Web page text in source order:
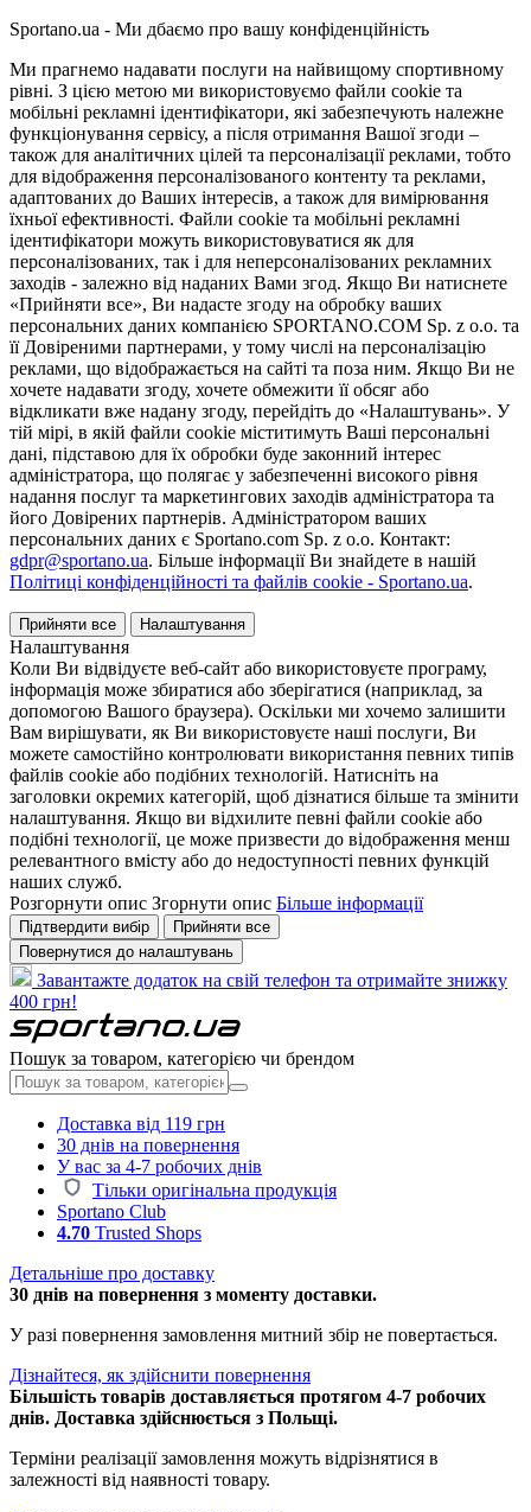
Sportano.ua - Ми дбаємо про вашу конфіденційність
Ми прагнемо надавати послуги на найвищому спортивному
рівні. З цією метою ми використовуємо файли cookie та
мобільні рекламні ідентифікатори, які забезпечують належне
функціонування сервісу, а після отримання Вашої згоди –
також для аналітичних цілей та персоналізації реклами, тобто
для відображення персоналізованого контенту та реклами,
адаптованих до Ваших інтересів, а також для вимірювання
їхньої ефективності. Файли cookie та мобільні рекламні
ідентифікатори можуть використовуватися як для
персоналізованих, так і для неперсоналізованих рекламних
заходів - залежно від наданих Вами згод. Якщо Ви натиснете
«Прийняти все», Ви надасте згоду на обробку ваших
персональних даних компанією SPORTANO.COM Sp. z o.o. та
її Довіреними партнерами, у тому числі на персоналізацію
реклами, що відображається на сайті та поза ним. Якщо Ви не
хочете надавати згоду, хочете обмежити її обсяг або
відкликати вже надану згоду, перейдіть до «Налаштувань». У
тій мірі, в якій файли cookie міститимуть Ваші персональні
дані, підставою для їх обробки буде законний інтерес
адміністратора, що полягає у забезпеченні високого рівня
надання послуг та маркетингових заходів адміністратора та
його Довірених партнерів. Адміністратором ваших
персональних даних є Sportano.com Sp. z o.o. Контакт:
gdpr@sportano.ua. Більше інформації Ви знайдете в нашій
Політиці конфіденційності та файлів cookie - Sportano.ua.
Прийняти все Налаштування
Налаштування
Коли Ви відвідуєте веб-сайт або використовуєте програму,
інформація може збиратися або зберігатися (наприклад, за
допомогою Вашого браузера). Оскільки ми хочемо залишити
Вам вирішувати, як Ви використовуєте наші послуги, Ви
можете самостійно контролювати використання певних типів
файлів cookie або подібних технологій. Натисніть на
заголовки окремих категорій, щоб дізнатися більше та змінити
налаштування. Якщо ви відхилите певні файли cookie або
подібні технології, це може призвести до відображення менш
релевантного вмісту або до недоступності певних функцій
наших служб.
Розгорнути опис Згорнути опис Більше інформації
Підтвердити вибір
Прийняти все
Повернутися до налаштувань
Завантажте додаток на свій телефон та отримайте знижку
400 грн!
Пошук за товаром, категорією чи брендом
Доставка від 119 грн
30 днів на повернення
У вас за 4-7 робочих днів
Тільки оригінальна продукція
Sportano Club
4.70 Trusted Shops
Детальніше про доставку
30 днів на повернення з моменту доставки.
У разі повернення замовлення митний збір не повертається.
Дізнайтеся, як здійснити повернення
Більшість товарів доставляється протягом 4-7 робочих
днів. Доставка здійснюється з Польщі.
Терміни реалізації замовлення можуть відрізнятися в
залежності від наявності товару.